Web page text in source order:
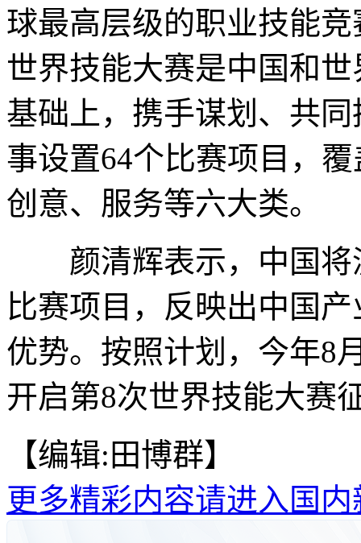
球最高层级的职业技能
世界技能大赛是中国和
基础上，携手谋划、共
事设置64个比赛项目，
创意、服务等六大类。
颜清辉表示，中国将
比赛项目，反映出中国
优势。按照计划，今年8
开启第8次世界技能大赛
【编辑:田博群】
更多精彩内容请进入国内